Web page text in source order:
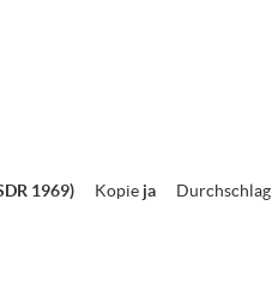
1969) Kopie ja Durchschlag